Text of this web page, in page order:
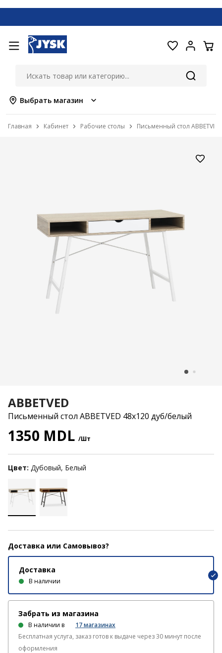
Выбрать магазин
Главная Кабинет Рабочие столы Письменный стол
ABBETVED
Письменный стол ABBETVED 48x120 дуб/белый
1350 MDL /Шт
Цвет: Дубовый, Белый
Доставка или Самовывоз?
Доставка
В наличии
Забрать из магазина
В наличии в 17магазинах
Бесплатная услуга, заказ готов к выдаче через 30 минут после
оформления